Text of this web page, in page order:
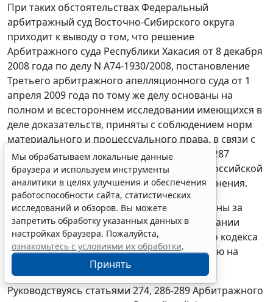
При таких обстоятельствах Федеральный
арбитражный суд Восточно-Сибирского округа
приходит к выводу о том, что решение
Арбитражного суда Республики Хакасия от 8 декабря
2008 года по делу N А74-1930/2008, постановление
Третьего арбитражного апелляционного суда от 1
апреля 2009 года по тому же делу основаны на
полном и всестороннем исследовании имеющихся в
деле доказательств, приняты с соблюдением норм
материального и процессуального права, в связи с
чем на основаниипункта 1 части 1 статьи 287
Арбитражного процессуального кодекса Российской
Федерации подлежат оставлению без изменения.
Расходы по уплате государственной пошлины за
кассационное рассмотрение дела на основании
статьи 110Арбитражного процессуального кодекса
Российской Федерации подлежат отнесению на
заявителей кассационной жалобы.
Руководствуясь статьями 274, 286-289Арбитражного
Мы обрабатываем локальные данные
браузера и используем инструменты
аналитики в целях улучшения и обеспечения
работоспособности сайта, статистических
исследований и обзоров. Вы можете
запретить обработку указанных данных в
настройках браузера. Пожалуйста,
ознакомьтесь с условиями их обработки.
Принять